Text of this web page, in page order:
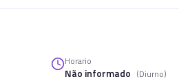
Horario
Não informado (Diurno)